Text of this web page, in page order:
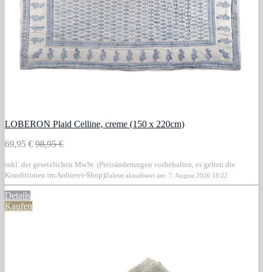
LOBERON Plaid Celline, creme (150 x 220cm)
69,95 € 98,95 €
inkl. der gesetzlichen MwSt. (Preisänderungen vorbehalten, es gelten die
Konditionen im Anbieter-Shop)Zuletzt aktualisiert am: 7. August 2026 18:22
Details
Kaufen